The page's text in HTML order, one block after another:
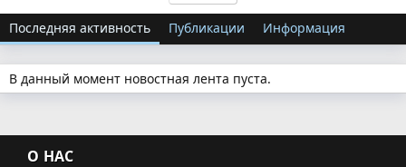
Последняя активность Публикации Информация
В данный момент новостная лента пуста.
О НАС